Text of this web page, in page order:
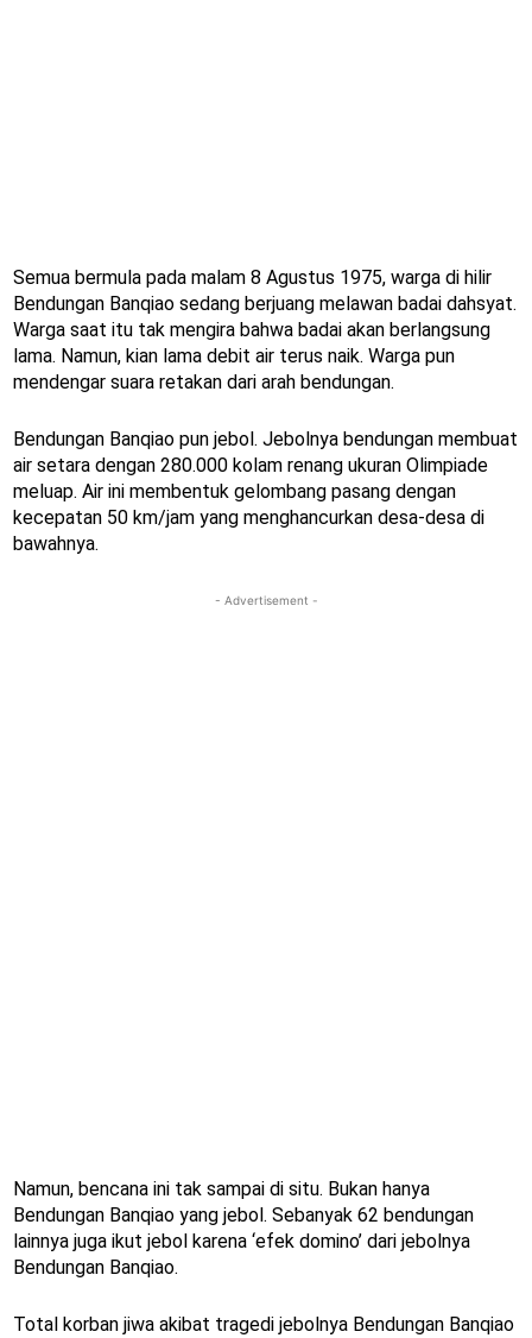
Semua bermula pada malam 8 Agustus 1975, warga di hilir
Bendungan Banqiao sedang berjuang melawan badai dahsyat.
Warga saat itu tak mengira bahwa badai akan berlangsung
lama. Namun, kian lama debit air terus naik. Warga pun
mendengar suara retakan dari arah bendungan.
Bendungan Banqiao pun jebol. Jebolnya bendungan membuat
air setara dengan 280.000 kolam renang ukuran Olimpiade
meluap. Air ini membentuk gelombang pasang dengan
kecepatan 50 km/jam yang menghancurkan desa-desa di
bawahnya.
- Advertisement -
Namun, bencana ini tak sampai di situ. Bukan hanya
Bendungan Banqiao yang jebol. Sebanyak 62 bendungan
lainnya juga ikut jebol karena ‘efek domino’ dari jebolnya
Bendungan Banqiao.
Total korban jiwa akibat tragedi jebolnya Bendungan Banqiao